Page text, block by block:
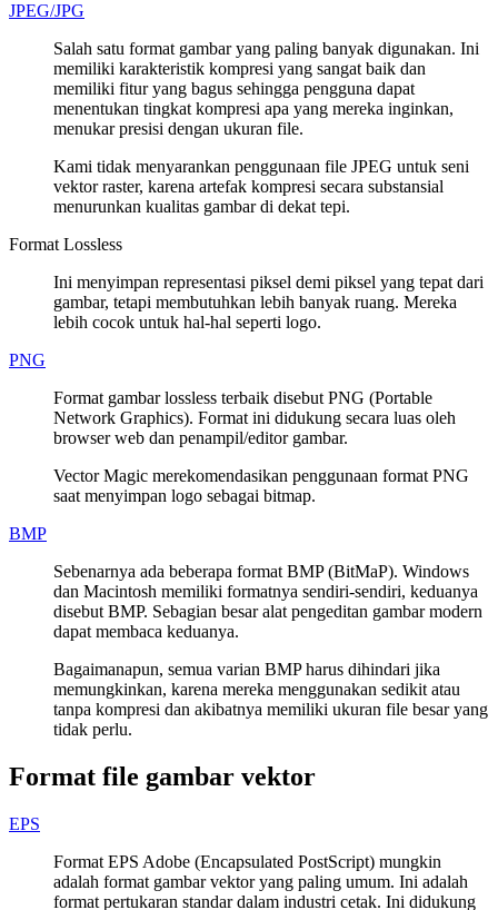
JPEG/JPG
Salah satu format gambar yang paling banyak digunakan. Ini
memiliki karakteristik kompresi yang sangat baik dan
memiliki fitur yang bagus sehingga pengguna dapat
menentukan tingkat kompresi apa yang mereka inginkan,
menukar presisi dengan ukuran file.
Kami tidak menyarankan penggunaan file JPEG untuk seni
vektor raster, karena artefak kompresi secara substansial
menurunkan kualitas gambar di dekat tepi.
Format Lossless
Ini menyimpan representasi piksel demi piksel yang tepat dari
gambar, tetapi membutuhkan lebih banyak ruang. Mereka
lebih cocok untuk hal-hal seperti logo.
PNG
Format gambar lossless terbaik disebut PNG (Portable
Network Graphics). Format ini didukung secara luas oleh
browser web dan penampil/editor gambar.
Vector Magic merekomendasikan penggunaan format PNG
saat menyimpan logo sebagai bitmap.
BMP
Sebenarnya ada beberapa format BMP (BitMaP). Windows
dan Macintosh memiliki formatnya sendiri-sendiri, keduanya
disebut BMP. Sebagian besar alat pengeditan gambar modern
dapat membaca keduanya.
Bagaimanapun, semua varian BMP harus dihindari jika
memungkinkan, karena mereka menggunakan sedikit atau
tanpa kompresi dan akibatnya memiliki ukuran file besar yang
tidak perlu.
Format file gambar vektor
EPS
Format EPS Adobe (Encapsulated PostScript) mungkin
adalah format gambar vektor yang paling umum. Ini adalah
format pertukaran standar dalam industri cetak. Ini didukung